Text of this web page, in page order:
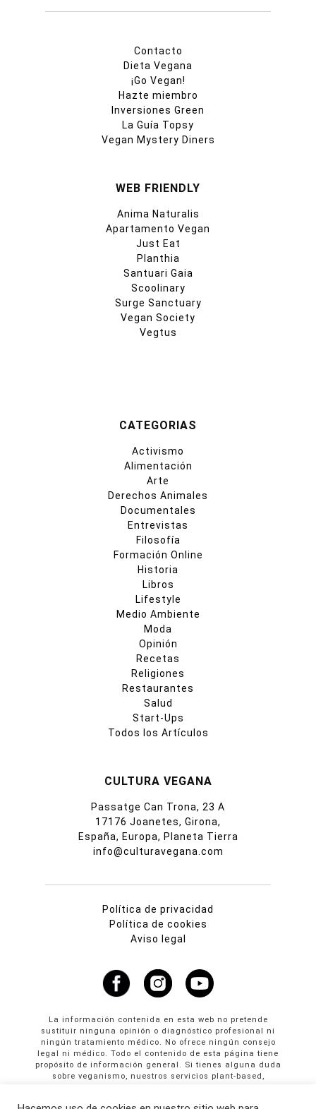
Contacto
Dieta Vegana
¡Go Vegan!
Hazte miembro
Inversiones Green
La Guía Topsy
Vegan Mystery Diners
WEB FRIENDLY
Anima Naturalis
Apartamento Vegan
Just Eat
Planthia
Santuari Gaia
Scoolinary
Surge Sanctuary
Vegan Society
Vegtus
CATEGORIAS
Activismo
Alimentación
Arte
Derechos Animales
Documentales
Entrevistas
Filosofía
Formación Online
Historia
Libros
Lifestyle
Medio Ambiente
Moda
Opinión
Recetas
Religiones
Restaurantes
Salud
Start-Ups
Todos los Artículos
CULTURA VEGANA
Passatge Can Trona, 23 A
17176 Joanetes, Girona,
España, Europa, Planeta Tierra
info@culturavegana.com
Política de privacidad
Política de cookies
Aviso legal
La información contenida en esta web no pretende
sustituir ninguna opinión o diagnóstico profesional ni
ningún tratamiento médico. No ofrece ningún consejo
legal ni médico. Todo el contenido de esta página tiene
propósito de información general. Si tienes alguna duda
sobre veganismo, nuestros servicios plant-based,